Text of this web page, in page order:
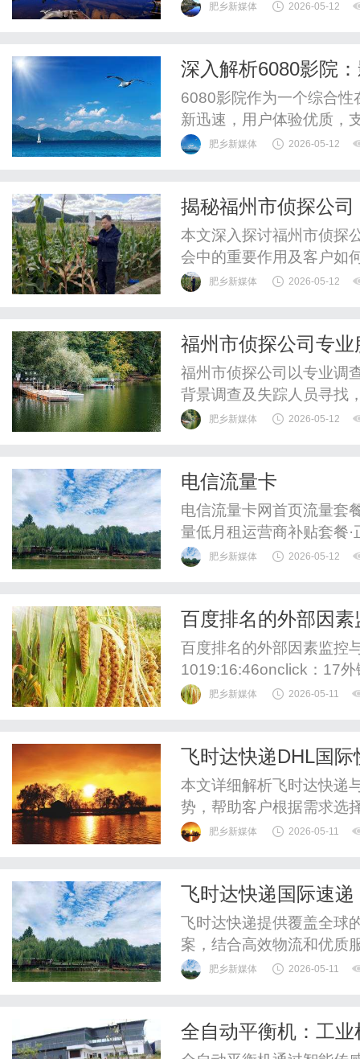
肥乡新媒体 2026-05-12
深入解析6080影院
6080影院作为一个综合
新迅速，用户体验优质，
选观影平台。
肥乡新媒体 2026-05-12
揭秘福州市侦探公
本文深入探讨福州市侦探
会中的重要作用及客户如
益。肥乡新媒体 2026-05-12
福州市侦探公司专
福州市侦探公司以专业调
背景调查及失踪人员寻找
肥乡新媒体 2026-05-12
电信流量卡
电信流量卡网首页流量套
量低月租运营商补贴套餐
套餐，享受国家政策补贴
要说明：市面上流传的
肥乡新媒体 2026-05-12
百度排名的外部因
百度排名的外部因素监控
1019:16:46onclick：17
链，及时提交拒绝列表。
度官方短信或后台警告后
肥乡新媒体 2026-05-11
飞时达快递DHL国
析
本文详细解析飞时达快递
势，帮助客户根据需求选
性价比。
肥乡新媒体 2026-05-11
飞时达快递国际速
飞时达快递提供覆盖全球
案，结合高效物流和优质
需求。肥乡新媒体 2026-05-11
全自动平衡机：工